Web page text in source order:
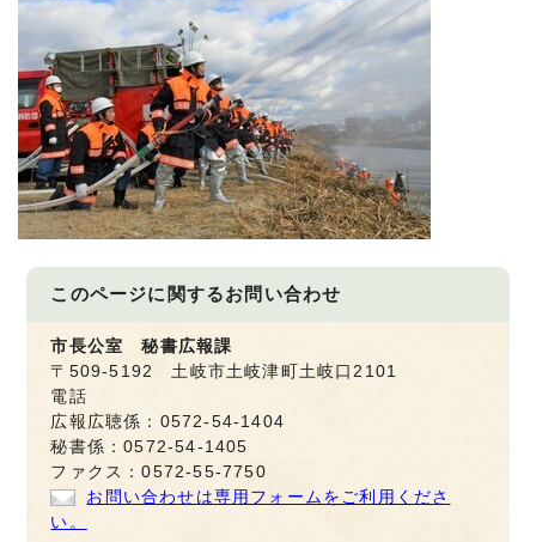
このページに関するお問い合わせ
市長公室 秘書広報課
〒509-5192 土岐市土岐津町土岐口2101
電話
広報広聴係：0572-54-1404
秘書係：0572-54-1405
ファクス：0572-55-7750
お問い合わせは専用フォームをご利用くださ
い。